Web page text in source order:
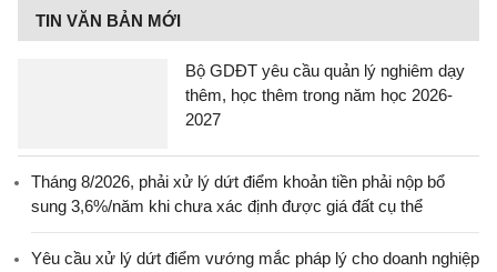
TIN VĂN BẢN MỚI
Bộ GDĐT yêu cầu quản lý nghiêm dạy
thêm, học thêm trong năm học 2026-
2027
Tháng 8/2026, phải xử lý dứt điểm khoản tiền phải nộp bổ
sung 3,6%/năm khi chưa xác định được giá đất cụ thể
Yêu cầu xử lý dứt điểm vướng mắc pháp lý cho doanh nghiệp